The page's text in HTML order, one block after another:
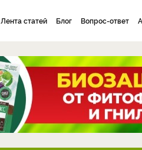
Лента статей Блог Вопрос-ответ